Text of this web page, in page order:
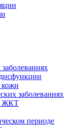
кожи
заболеваниях
ЖКТ
периоде